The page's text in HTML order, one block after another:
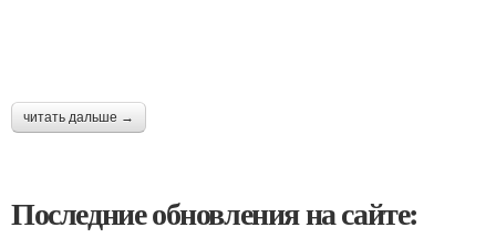
читать дальше →
Последние обновления на сайте: